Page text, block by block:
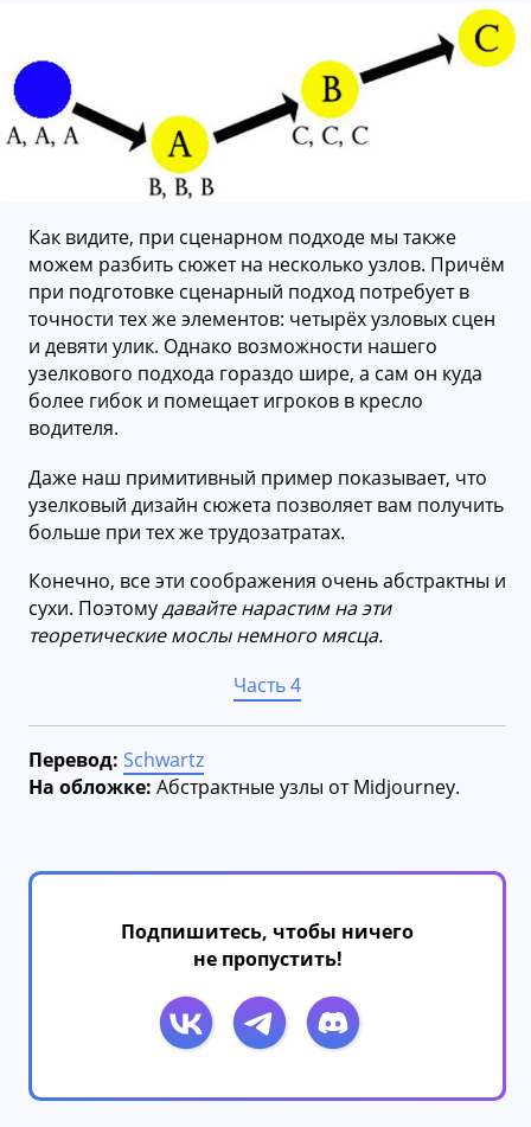
Как видите, при сценарном подходе мы также
можем разбить сюжет на несколько узлов. Причём
при подготовке сценарный подход потребует в
точности тех же элементов: четырёх узловых сцен
и девяти улик. Однако возможности нашего
узелкового подхода гораздо шире, а сам он куда
более гибок и помещает игроков в кресло
водителя.
Даже наш примитивный пример показывает, что
узелковый дизайн сюжета позволяет вам получить
больше при тех же трудозатратах.
Конечно, все эти соображения очень абстрактны и
сухи. Поэтомудавайте нарастим на эти
теоретические мослы немного мясца.
Часть 4
Перевод: Schwartz
На обложке: Абстрактные узлы от Midjourney.
Подпишитесь, чтобы ничего
не пропустить!